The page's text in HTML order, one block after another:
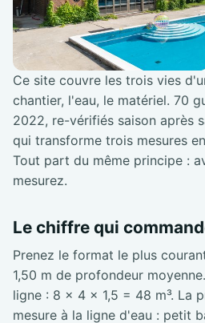
Ce site couvre les trois vies
chantier, l'eau, le matériel. 70
2022, re-vérifiés saison après
qui transforme trois mesures
Tout part du même principe :
mesurez.
Le chiffre qui
Prenez le format le plus
1,50 m de profondeur
ligne : 8 × 4 × 1,5 = 48 m³. La
mesure à la ligne d'eau : petit